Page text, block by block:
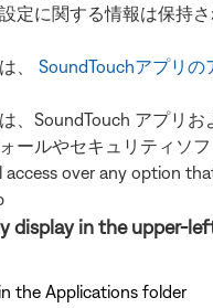
定に関する情報は保持
、 SoundTouchアプリ
、SoundTouch アプリ
ールやセキュリティソ
over any option
display in the upper-
the Applications folder